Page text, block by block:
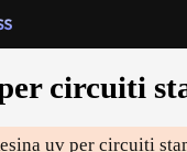
circuiti
uv per circuiti